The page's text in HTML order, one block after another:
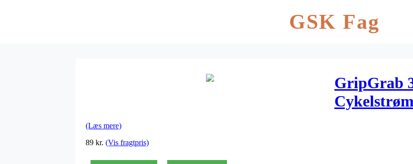
GSK Fag
GripGrab
(Læs mere)
89 kr. (Vis fragtpris)